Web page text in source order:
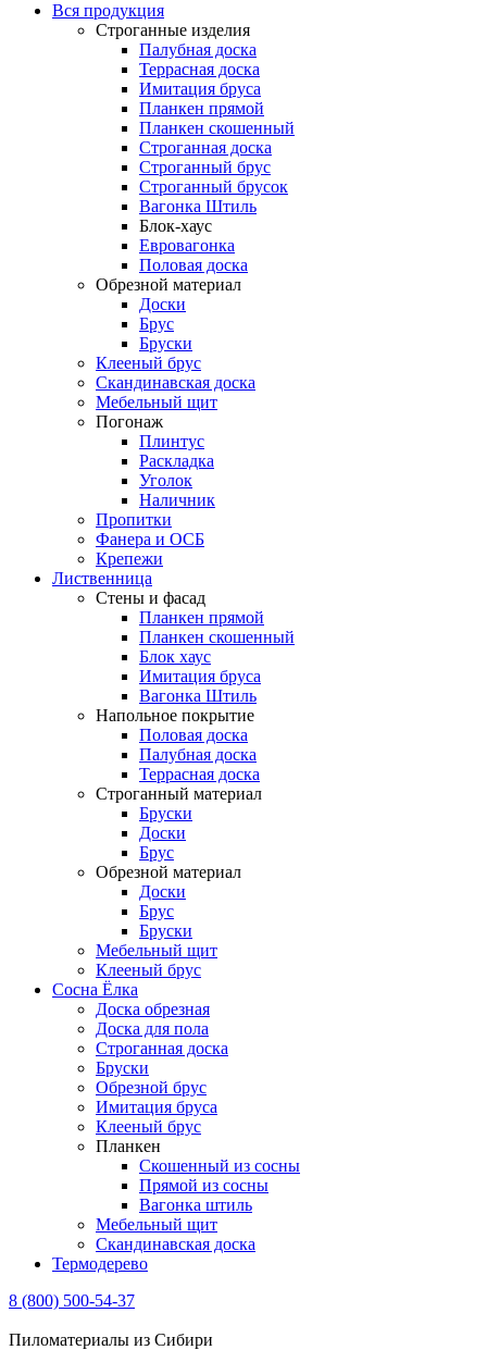
Вся продукция
Строганные изделия
Палубная доска
Террасная доска
Имитация бруса
Планкен прямой
Планкен скошенный
Строганная доска
Строганный брус
Строганный брусок
Вагонка Штиль
Блок-хаус
Евровагонка
Половая доска
Обрезной материал
Доски
Брус
Бруски
Клееный брус
Скандинавская доска
Мебельный щит
Погонаж
Плинтус
Раскладка
Уголок
Наличник
Пропитки
Фанера и ОСБ
Крепежи
Лиственница
Стены и фасад
Планкен прямой
Планкен скошенный
Блок хаус
Имитация бруса
Вагонка Штиль
Напольное покрытие
Половая доска
Палубная доска
Террасная доска
Строганный материал
Бруски
Доски
Брус
Обрезной материал
Доски
Брус
Бруски
Мебельный щит
Клееный брус
Сосна Ёлка
Доска обрезная
Доска для пола
Строганная доска
Бруски
Обрезной брус
Имитация бруса
Клееный брус
Планкен
Скошенный из сосны
Прямой из сосны
Вагонка штиль
Мебельный щит
Скандинавская доска
Термодерево
8 (800) 500-54-37
Пиломатериалы из Сибири